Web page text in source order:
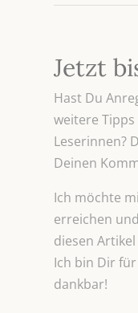
Jetzt
Hast Du
weitere
Leserinnen?
Deinen
Ich möchte
erreichen
diesen
Ich bin Dir
dankbar!